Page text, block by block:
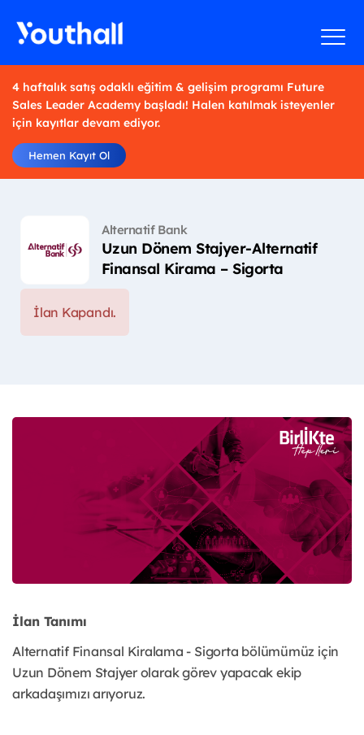
4 haftalık satış odaklı eğitim & gelişim programı Future
Sales Leader Academy başladı! Halen katılmak isteyenler
için kayıtlar devam ediyor.
Hemen Kayıt Ol
Alternatif Bank
Uzun Dönem Stajyer-Alternatif
Finansal Kirama – Sigorta
İlan Kapandı.
İlan Tanımı
Alternatif Finansal Kiralama - Sigorta bölümümüz için
Uzun Dönem Stajyer olarak görev yapacak ekip
arkadaşımızı arıyoruz.